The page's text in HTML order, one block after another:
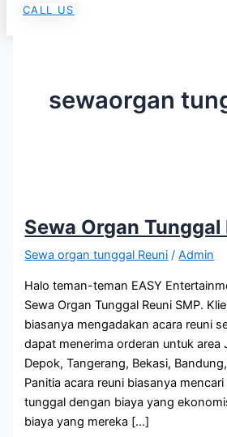
CALL US
sewaorgan
Sewa Organ Tunggal
Sewa organ tunggal Reuni /Admin
Halo teman-teman EASY
Sewa Organ Tunggal Reuni SMP.
biasanya mengadakan acara reuni
dapat menerima orderan untuk area
Depok, Tangerang, Bekasi,
Panitia acara reuni biasanya
tunggal dengan biaya yang
biaya yang mereka […]